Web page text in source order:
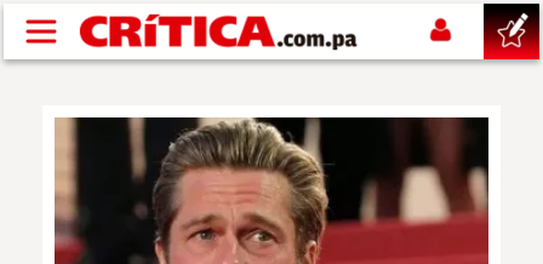
Pasar al contenido principal
NACIONAL